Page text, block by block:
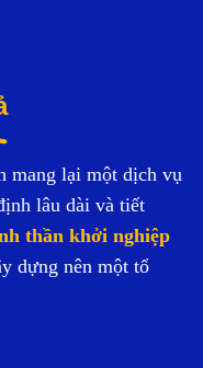
mang lại một dịch vụ
lâu dài và tiết
thần khởi nghiệp
dựng nên một tổ